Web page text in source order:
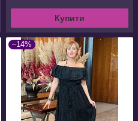
Купити
–14%